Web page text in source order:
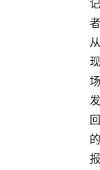
记
者
从
现
场
发
回
的
报